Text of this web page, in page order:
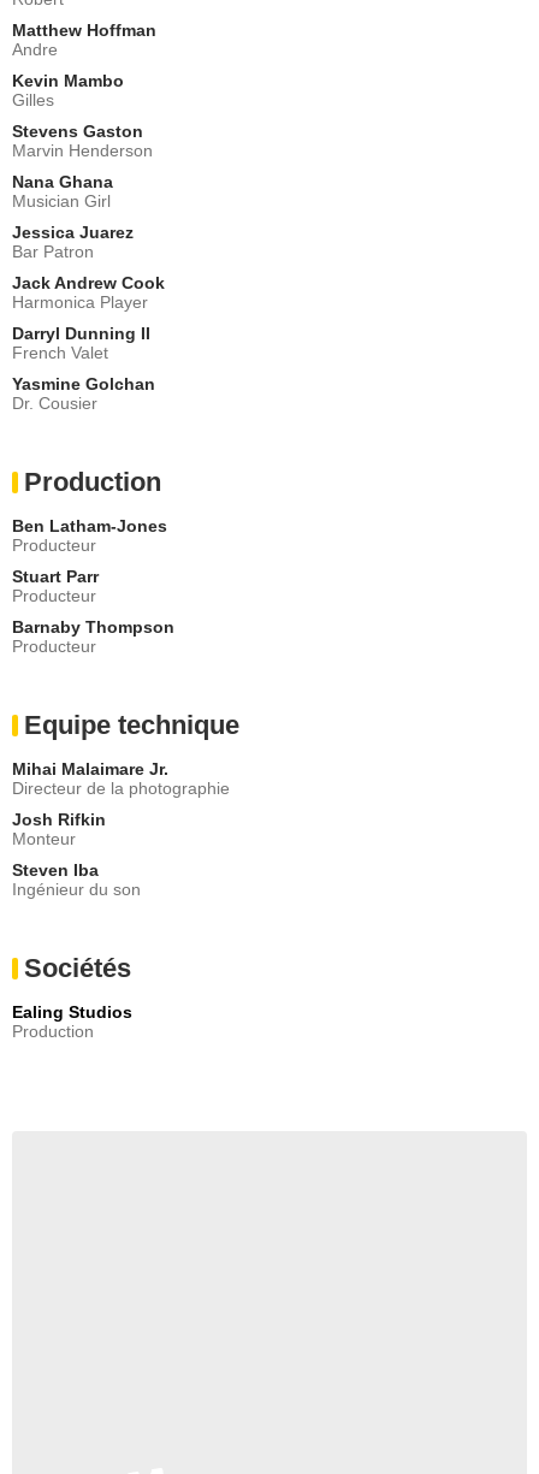
Matthew Hoffman
Andre
Kevin Mambo
Gilles
Stevens Gaston
Marvin Henderson
Nana Ghana
Musician Girl
Jessica Juarez
Bar Patron
Jack Andrew Cook
Harmonica Player
Darryl Dunning II
French Valet
Yasmine Golchan
Dr. Cousier
Production
Ben Latham-Jones
Producteur
Stuart Parr
Producteur
Barnaby Thompson
Producteur
Equipe technique
Mihai Malaimare Jr.
Directeur de la photographie
Josh Rifkin
Monteur
Steven Iba
Ingénieur du son
Sociétés
Ealing Studios
Production